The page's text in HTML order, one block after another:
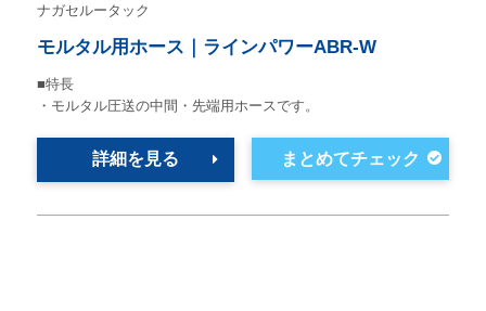
ナガセルータック
モルタル用ホース｜ラインパワーABR-W
■特長
・モルタル圧送の中間・先端用ホースです。
詳細を見る